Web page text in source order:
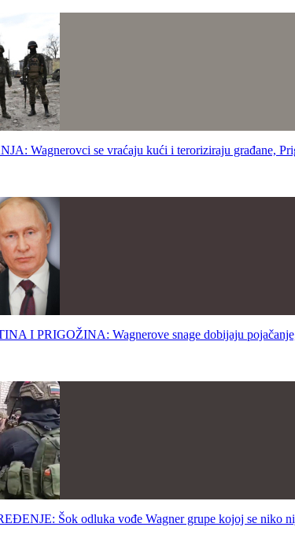
Wagnerovci se vraćaju kući i teroriziraju građane,
I PRIGOŽINA: Wagnerove snage dobijaju
Šok odluka vođe Wagner grupe kojoj se niko